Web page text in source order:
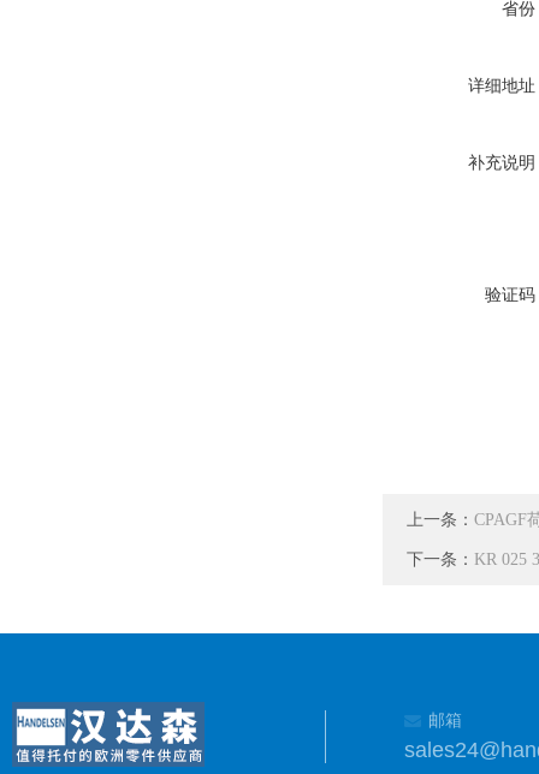
省份
详细地址
补充说明
验证码
上一条： CPAGF
下一条： KR 025
邮箱